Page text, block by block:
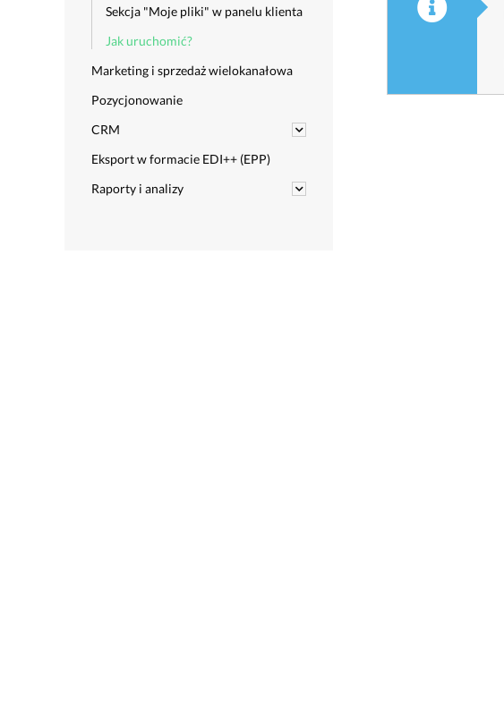
Sekcja "Moje pliki" w panelu klienta
Jak uruchomić?
Marketing i sprzedaż wielokanałowa
Pozycjonowanie
CRM
Eksport w formacie EDI++ (EPP)
Raporty i analizy